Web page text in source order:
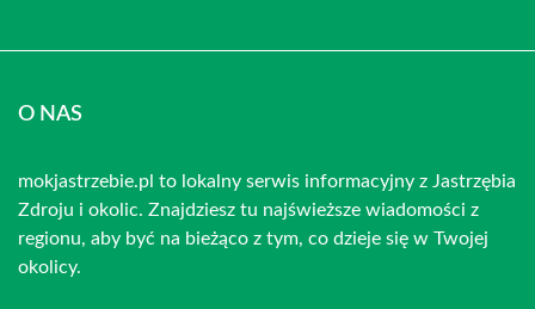
O NAS
mokjastrzebie.pl to lokalny serwis informacyjny z Jastrzębia
Zdroju i okolic. Znajdziesz tu najświeższe wiadomości z
regionu, aby być na bieżąco z tym, co dzieje się w Twojej
okolicy.